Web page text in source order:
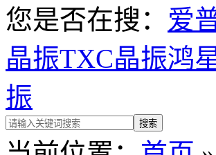
您是否在搜： 爱
晶振TXC晶振鸿
振